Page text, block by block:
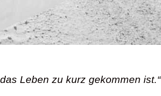
Leben zu kurz gekommen ist.“